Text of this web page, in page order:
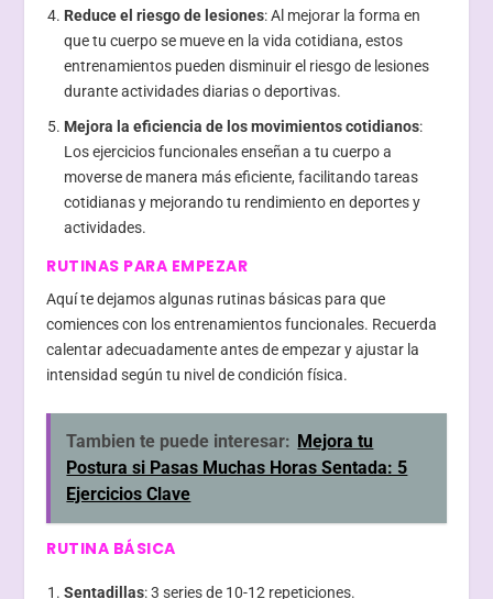
Reduce el riesgo de lesiones: Al mejorar la forma en
que tu cuerpo se mueve en la vida cotidiana, estos
entrenamientos pueden disminuir el riesgo de lesiones
durante actividades diarias o deportivas.
Mejora la eficiencia de los movimientos cotidianos:
Los ejercicios funcionales enseñan a tu cuerpo a
moverse de manera más eficiente, facilitando tareas
cotidianas y mejorando tu rendimiento en deportes y
actividades.
RUTINAS PARA EMPEZAR
Aquí te dejamos algunas rutinas básicas para que
comiences con los entrenamientos funcionales. Recuerda
calentar adecuadamente antes de empezar y ajustar la
intensidad según tu nivel de condición física.
Tambien te puede interesar: Mejora tu
Postura si Pasas Muchas Horas Sentada: 5
Ejercicios Clave
RUTINA BÁSICA
Sentadillas: 3 series de 10-12 repeticiones.